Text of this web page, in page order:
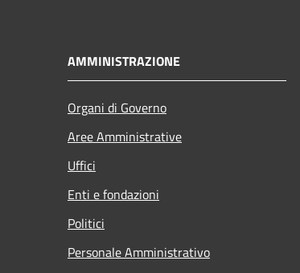
AMMINISTRAZIONE
Organi di Governo
Aree Amministrative
Uffici
Enti e fondazioni
Politici
Personale Amministrativo